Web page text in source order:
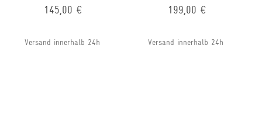
145,00 €
Versand innerhalb 24h
199,00 €
Versand innerhalb 24h